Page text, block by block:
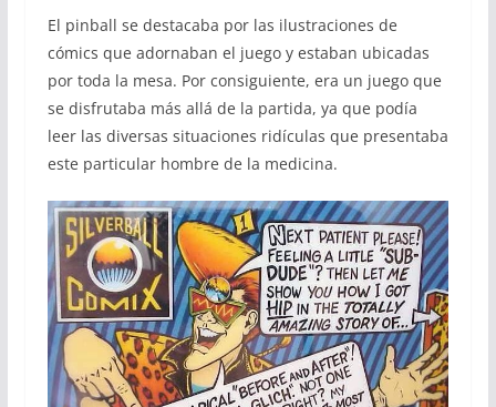
El pinball se destacaba por las ilustraciones de
cómics que adornaban el juego y estaban ubicadas
por toda la mesa. Por consiguiente, era un juego que
se disfrutaba más allá de la partida, ya que podía
leer las diversas situaciones ridículas que presentaba
este particular hombre de la medicina.